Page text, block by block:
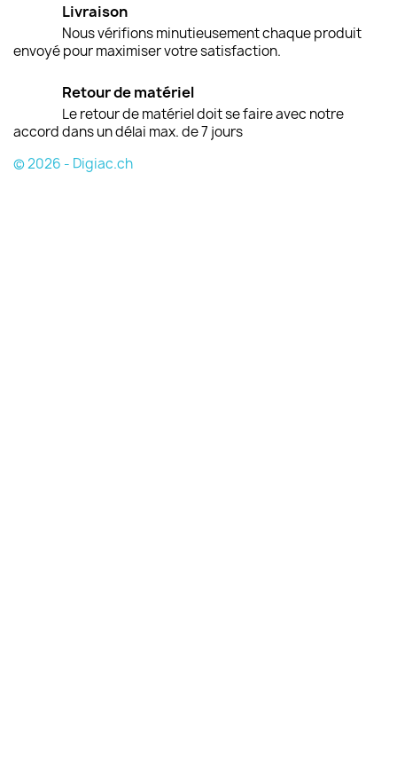
Livraison
Nous vérifions minutieusement chaque produit
envoyé pour maximiser votre satisfaction.
Retour de matériel
Le retour de matériel doit se faire avec notre
accord dans un délai max. de 7 jours
© 2026 - Digiac.ch